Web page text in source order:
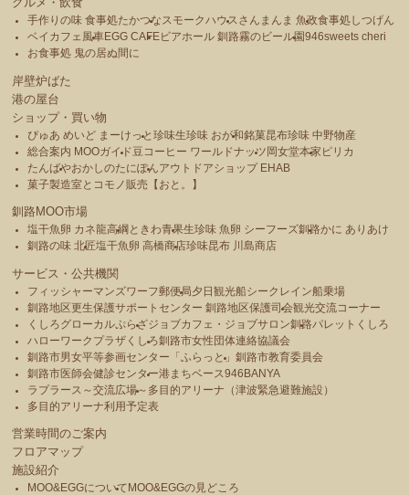
手作りの味 食事処たかつな スモークハウス さんまんま 魚政食事処しつげん
ベイカフェ風車EGG CAFEビアホール 釧路霧のビール園946sweets cheri
お食事処 鬼の居ぬ間に
岸壁炉ばた
港の屋台
ショップ・買い物
ぴゅあ めいど まーけっと珍味生珍味 おが和銘菓昆布珍味 中野物産
総合案内 MOOガイド豆コーヒー ワールドナッツ 岡女堂本家 ピリカ
たんばやおかしのたにぽんアウトドアショップ EHAB
菓子製造室とコモノ販売【おと。】
釧路MOO市場
塩干魚卵 カネ龍高綱 ときわ青果生珍味 魚卵 シーフーズ釧路かに ありあけ
釧路の味 北匠塩干魚卵 高橋商店珍味昆布 川島商店
サービス・公共機関
フィッシャーマンズワーフ郵便局夕日観光船シークレイン船乗場
釧路地区更生保護サポートセンター 釧路地区保護司会観光交流コーナー
くしろグローカルぷらざジョブカフェ・ジョブサロン釧路パレットくしろ
ハローワークプラザくしろ釧路市女性団体連絡協議会
釧路市男女平等参画センター「ふらっと」釧路市教育委員会
釧路市医師会健診センター港まちベース946BANYA
ラプラース～交流広場～ 多目的アリーナ（津波緊急避難施設）
多目的アリーナ利用予定表
営業時間のご案内
フロアマップ
施設紹介
MOO&EGGについて MOO&EGGの見どころ